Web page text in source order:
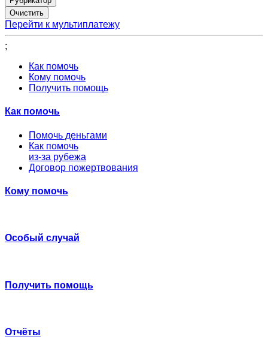
Перейти к мультиплатежу
;
Как помочь
Кому помочь
Получить помощь
Как помочь
Помочь деньгами
Как помочь
из-за рубежа
Договор пожертвования
Кому помочь
Особый случай
Получить помощь
Отчёты